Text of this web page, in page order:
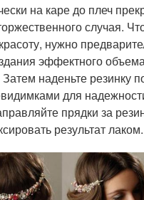
на каре до плеч
случая.
нужно
эффектного
Затем наденьте резинку
для
прядки за
результат лаком.